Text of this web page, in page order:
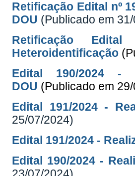
Retificação Edital nº
DOU (Publicado em
Retificação
Heteroidentificação
Edital 190/2024 -
DOU (Publicado em
Edital 191/2024 -
25/07/2024)
Edital 191/2024 -
Edital 190/2024 -